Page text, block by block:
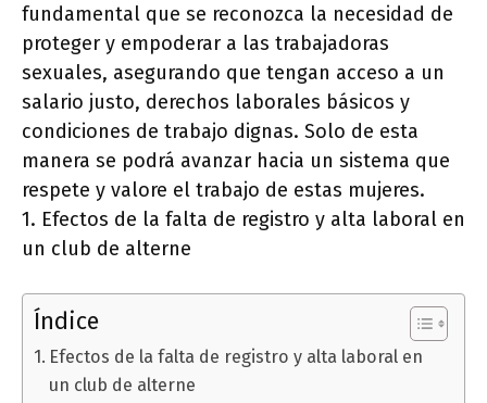
fundamental que se reconozca la necesidad de
proteger y empoderar a las trabajadoras
sexuales, asegurando que tengan acceso a un
salario justo, derechos laborales básicos y
condiciones de trabajo dignas. Solo de esta
manera se podrá avanzar hacia un sistema que
respete y valore el trabajo de estas mujeres.
1. Efectos de la falta de registro y alta laboral en
un club de alterne
Índice
Efectos de la falta de registro y alta laboral en
un club de alterne